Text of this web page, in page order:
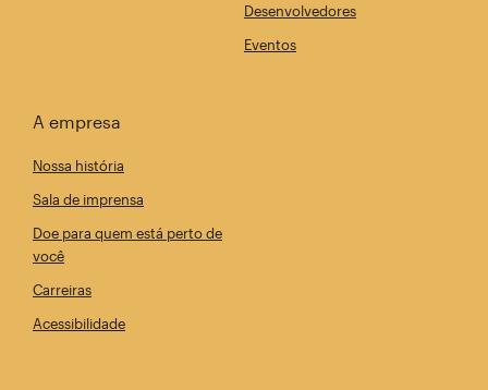
Desenvolvedores
Eventos
A empresa
Nossa história
Sala de imprensa
Doe para quem está perto de
você
Carreiras
Acessibilidade